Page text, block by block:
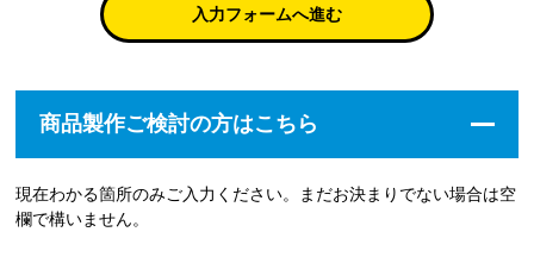
入力フォームへ進む
商品製作ご検討の方はこちら
現在わかる箇所のみご入力ください。まだお決まりでない場合は空
欄で構いません。